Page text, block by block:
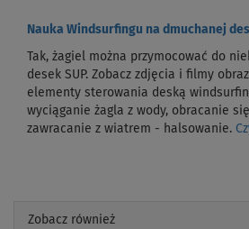
Nauka Windsurfingu na dmuchanej
Tak, żagiel można przymocować do
desek SUP. Zobacz zdjęcia i filmy
elementy sterowania deską
wyciąganie żagla z wody, obracanie
zawracanie z wiatrem - halsowanie.
Zobacz również